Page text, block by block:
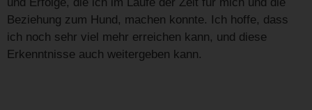
Beziehung zum Hund, machen konnte. Ich hoffe, dass
ich noch sehr viel mehr erreichen kann, und diese
Erkenntnisse auch weitergeben kann.